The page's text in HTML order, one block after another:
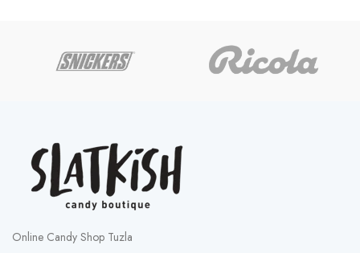
Online Candy Shop Tuzla